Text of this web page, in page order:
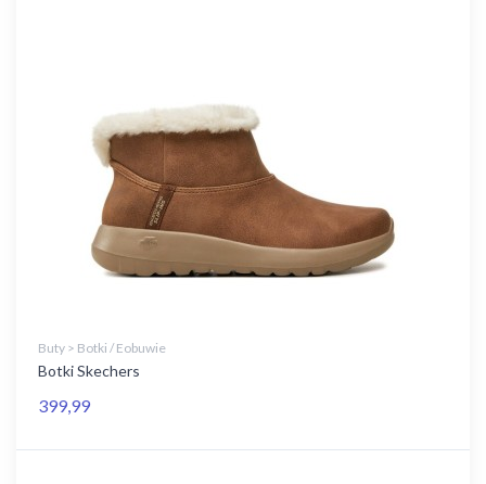
Buty > Botki / Eobuwie
Botki Skechers
399,99